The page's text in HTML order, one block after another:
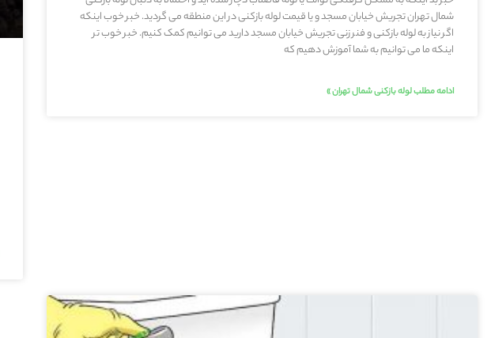
شمال تهران تجریش خیابان مسجد و یا قیمت لوله بازکنی در این منطقه می گردید. خبر خوب اینکه
اگر نیاز به لوله بازکنی و فنر زنی تجریش خیابان مسجد دارید می توانیم کمک کنیم. خبر خوب تر
اینکه ما می توانیم به شما آموزش دهیم که
ادامه مطلب لوله بازکنی شمال تهران »